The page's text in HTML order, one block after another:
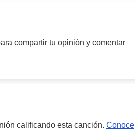
compartir tu opinión y comentar
calificando esta canción. Conoce